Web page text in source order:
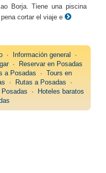
Borja. Tiene una piscina
cortar el viaje e
∙ Información general ∙
∙
Reservar en Posadas
a Posadas ∙ Tours en
∙ Rutas a Posadas ∙
∙
Hoteles baratos